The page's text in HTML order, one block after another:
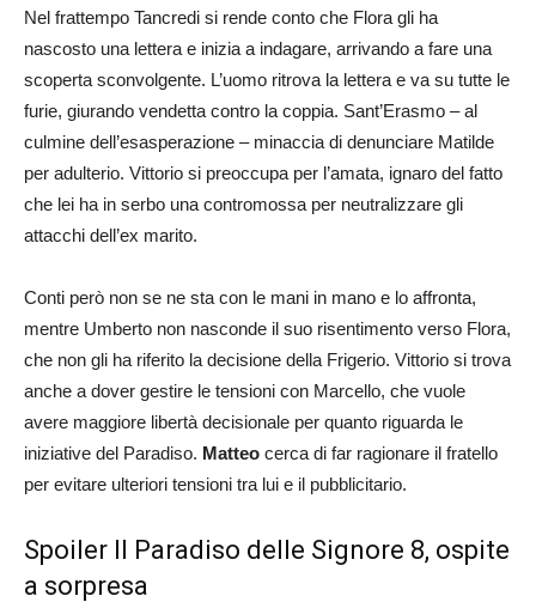
Nel frattempo Tancredi si rende conto che Flora gli ha
nascosto una lettera e inizia a indagare, arrivando a fare una
scoperta sconvolgente. L’uomo ritrova la lettera e va su tutte le
furie, giurando vendetta contro la coppia. Sant’Erasmo – al
culmine dell’esasperazione – minaccia di denunciare Matilde
per adulterio. Vittorio si preoccupa per l’amata, ignaro del fatto
che lei ha in serbo una contromossa per neutralizzare gli
attacchi dell’ex marito.
Conti però non se ne sta con le mani in mano e lo affronta,
mentre Umberto non nasconde il suo risentimento verso Flora,
che non gli ha riferito la decisione della Frigerio. Vittorio si trova
anche a dover gestire le tensioni con Marcello, che vuole
avere maggiore libertà decisionale per quanto riguarda le
iniziative del Paradiso. Matteo cerca di far ragionare il fratello
per evitare ulteriori tensioni tra lui e il pubblicitario.
Spoiler Il Paradiso delle Signore 8, ospite
a sorpresa